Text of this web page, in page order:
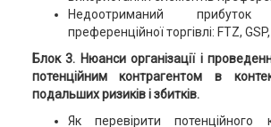
Недоотриманий
преференційної торгівлі: FTZ, GSP,
Блок 3. Нюанси організації і
потенційним контрагентом в
подальших ризиків і збитків.
Як перевірити потенційного